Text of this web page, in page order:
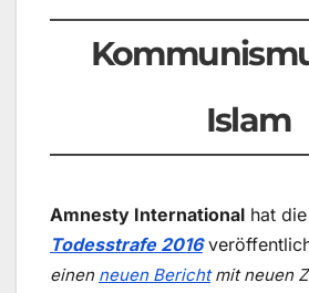
Islam
Amnesty International hat die
Todesstrafe 2016
einen neuen Berichtmit neuen